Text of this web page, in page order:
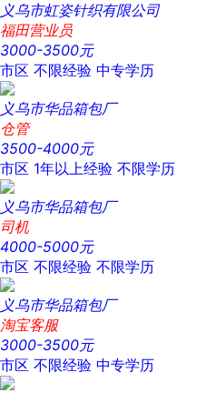
义乌市虹姿针织有限公司
福田营业员
3000-3500元
市区 不限经验 中专学历
义乌市华品箱包厂
仓管
3500-4000元
市区 1年以上经验 不限学历
义乌市华品箱包厂
司机
4000-5000元
市区 不限经验 不限学历
义乌市华品箱包厂
淘宝客服
3000-3500元
市区 不限经验 中专学历